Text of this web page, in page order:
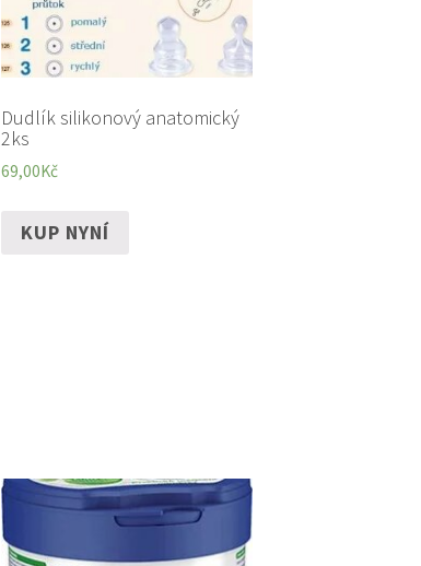
Dudlík silikonový anatomický
2ks
69,00Kč
KUP NYNÍ